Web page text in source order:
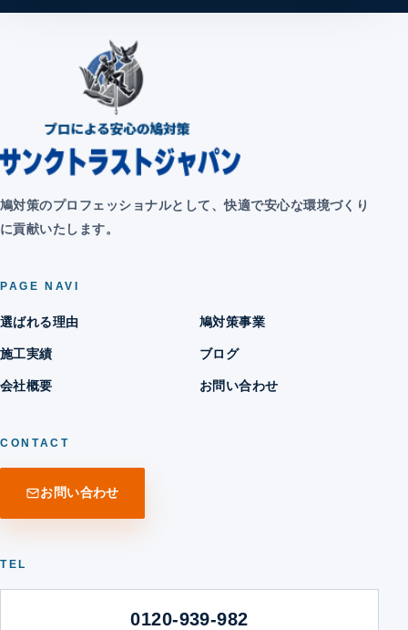
鳩対策のプロフェッショナルとして、快適で安心な環境づくり
に貢献いたします。
PAGE NAVI
選ばれる理由 鳩対策事業
施工実績 ブログ
会社概要 お問い合わせ
CONTACT
お問い合わせ
TEL
0120-939-982